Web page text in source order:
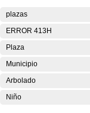
plazas
ERROR 413H
Plaza
Municipio
Arbolado
Niño